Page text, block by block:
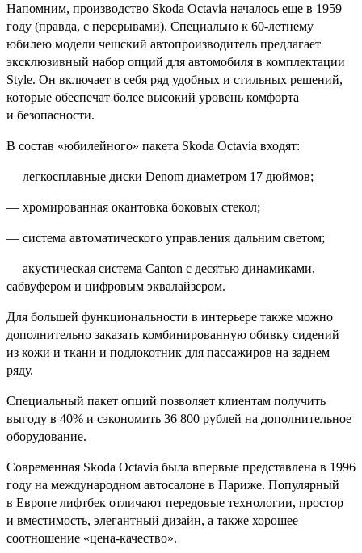
Напомним, производство Skoda Octavia началось еще в 1959
году (правда, с перерывами). Специально к 60-летнему
юбилею модели чешский автопроизводитель предлагает
эксклюзивный набор опций для автомобиля в комплектации
Style. Он включает в себя ряд удобных и стильных решений,
которые обеспечат более высокий уровень комфорта
и безопасности.
В состав «юбилейного» пакета Skoda Octavia входят:
— легкосплавные диски Denom диаметром 17 дюймов;
— хромированная окантовка боковых стекол;
— система автоматического управления дальним светом;
— акустическая система Canton c десятью динамиками,
сабвуфером и цифровым эквалайзером.
Для большей функциональности в интерьере также можно
дополнительно заказать комбинированную обивку сидений
из кожи и ткани и подлокотник для пассажиров на заднем
ряду.
Специальный пакет опций позволяет клиентам получить
выгоду в 40% и сэкономить 36 800 рублей на дополнительное
оборудование.
Современная Skoda Octavia была впервые представлена в 1996
году на международном автосалоне в Париже. Популярный
в Европе лифтбек отличают передовые технологии, простор
и вместимость, элегантный дизайн, а также хорошее
соотношение «цена-качество».